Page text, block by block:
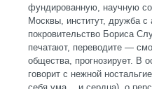
фундированную, научную
Москвы, институт, дружба
покровительство Бориса
печатают, переводите —
общества, прогнозирует. В
говорит с нежной